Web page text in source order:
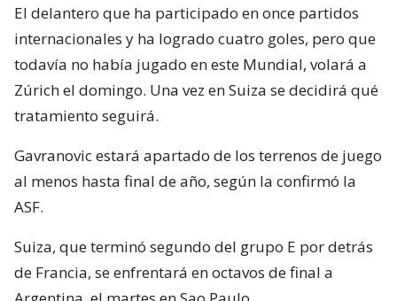
El delantero que ha participado en once partidos
internacionales y ha logrado cuatro goles, pero que
todavía no había jugado en este Mundial, volará a
Zúrich el domingo. Una vez en Suiza se decidirá qué
tratamiento seguirá.
Gavranovic estará apartado de los terrenos de juego
al menos hasta final de año, según la confirmó la
ASF.
Suiza, que terminó segundo del grupo E por detrás
de Francia, se enfrentará en octavos de final a